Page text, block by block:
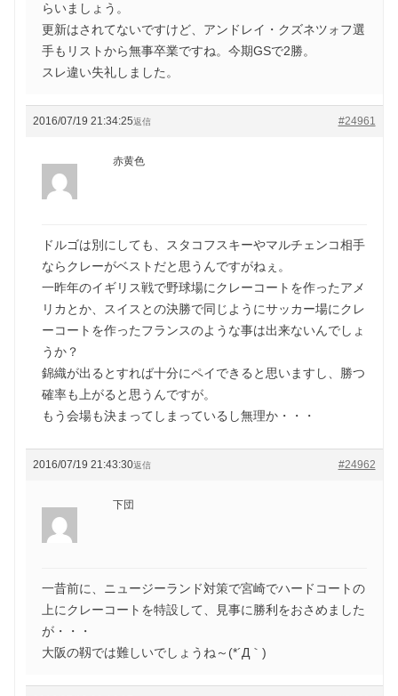
らいましょう。
更新はされてないですけど、アンドレイ・クズネツォフ選
手もリストから無事卒業ですね。今期GSで2勝。
スレ違い失礼しました。
2016/07/19 21:34:25 #24961
返信
赤黄色
ドルゴは別にしても、スタコフスキーやマルチェンコ相手
ならクレーがベストだと思うんですがねぇ。
一昨年のイギリス戦で野球場にクレーコートを作ったアメ
リカとか、スイスとの決勝で同じようにサッカー場にクレ
ーコートを作ったフランスのような事は出来ないんでしょ
うか？
錦織が出るとすれば十分にペイできると思いますし、勝つ
確率も上がると思うんですが。
もう会場も決まってしまっているし無理か・・・
2016/07/19 21:43:30 #24962
返信
下団
一昔前に、ニュージーランド対策で宮崎でハードコートの
上にクレーコートを特設して、見事に勝利をおさめました
が・・・
大阪の靱では難しいでしょうね～(*´Д｀)